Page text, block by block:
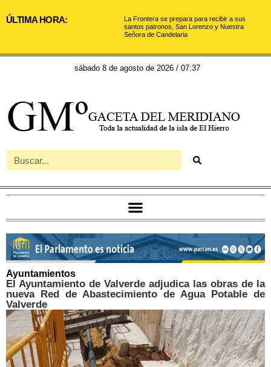
ÚLTIMA HORA:
La Frontera se prepara para recibir a sus
santos patronos, San Lorenzo y Nuestra
Señora de Candelaria
sábado 8 de agosto de 2026 / 07:37
Ayuntamientos
El Ayuntamiento de Valverde adjudica las obras de la
nueva Red de Abastecimiento de Agua Potable de
Valverde